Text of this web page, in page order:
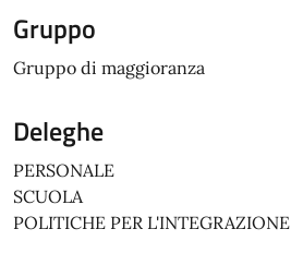
Gruppo
Gruppo di maggioranza
Deleghe
PERSONALE
SCUOLA
POLITICHE PER L'INTEGRAZIONE